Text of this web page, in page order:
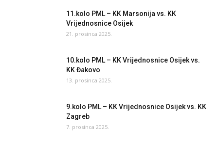
11.kolo PML – KK Marsonija vs. KK
Vrijednosnice Osijek
21. prosinca 2025.
10.kolo PML – KK Vrijednosnice Osijek vs.
KK Đakovo
13. prosinca 2025.
9.kolo PML – KK Vrijednosnice Osijek vs. KK
Zagreb
7. prosinca 2025.